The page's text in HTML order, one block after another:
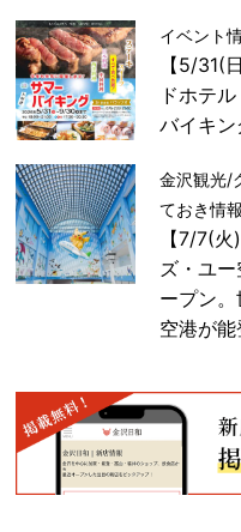
イベント
【5/31(
ドホテ
バイキン
金沢観光/
ておき情報
【7/7(
ズ・ユ
ープン
空港が能